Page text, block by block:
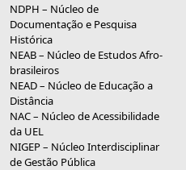
NDPH – Núcleo de
Documentação e Pesquisa
Histórica
NEAB – Núcleo de Estudos Afro-
brasileiros
NEAD – Núcleo de Educação a
Distância
NAC – Núcleo de Acessibilidade
da UEL
NIGEP – Núcleo Interdisciplinar
de Gestão Pública